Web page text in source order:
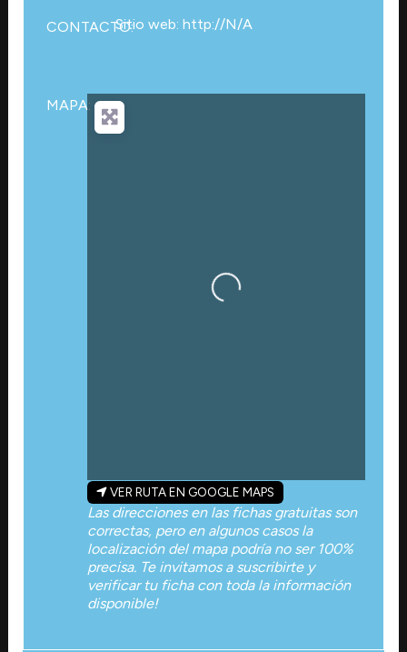
CONTACTO:Sitio web: http://N/A
MAPA:
Cargando…
VER RUTA EN GOOGLE MAPS
Las direcciones en las fichas gratuitas son
correctas, pero en algunos casos la
localización del mapa podría no ser 100%
precisa. Te invitamos a suscribirte y
verificar tu ficha con toda la información
disponible!